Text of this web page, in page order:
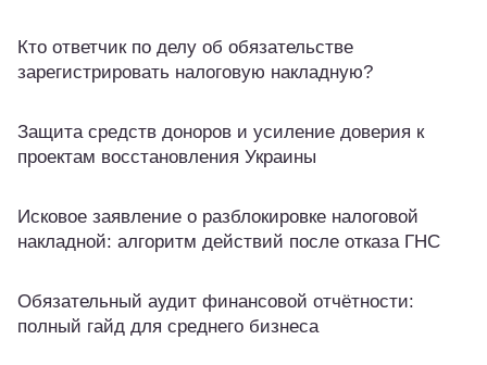
Кто ответчик по делу об обязательстве
зарегистрировать налоговую накладную?
Защита средств доноров и усиление доверия к
проектам восстановления Украины
Исковое заявление о разблокировке налоговой
накладной: алгоритм действий после отказа ГНС
Обязательный аудит финансовой отчётности:
полный гайд для среднего бизнеса